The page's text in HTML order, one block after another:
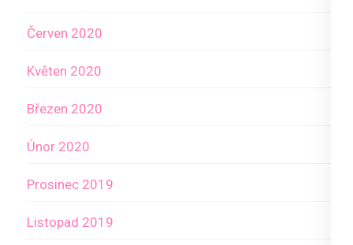
Červen 2020
Květen 2020
Březen 2020
Únor 2020
Prosinec 2019
Listopad 2019